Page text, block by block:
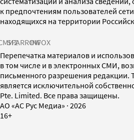
к предпочтениям пользователей
находящихся на территории
SPARROWINFOX
Перепечатка материалов и
в том числе и в электронных СМИ,
письменного разрешения редакции.
является исключительной
Pte. Limited. Все права защищены.
AO «АС Рус Медиа» · 2026
16+